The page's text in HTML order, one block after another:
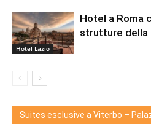
Hotel Lazio
Hotel a Roma
strutture della
Suites esclusive a Viterbo –